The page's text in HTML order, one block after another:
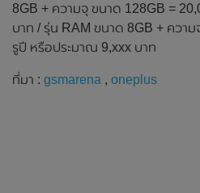
8GB + ความจุ ขนาด 128GB =
บาท / รุ่น RAM ขนาด 8GB + ควา
รูปี หรือประมาณ 9,xxx บาท
ที่มา : gsmarena , oneplus